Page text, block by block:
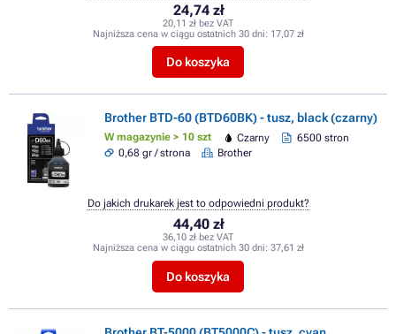
24,74 zł
20,11 zł bez VAT
Najniższa cena w ciągu ostatnich 30 dni: 17,07 zł
Do koszyka
Brother BTD-60 (BTD60BK) - tusz, black (czarny)
W magazynie > 10 szt Czarny
6500 stron
0,68 gr / strona
Brother
44,40 zł
36,10 zł bez VAT
Najniższa cena w ciągu ostatnich 30 dni: 37,61 zł
Do koszyka
Do jakich drukarek jest to odpowiedni produkt?